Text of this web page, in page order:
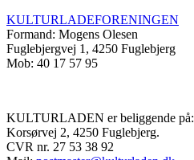
KULTURLADEFORENINGEN
Formand: Mogens Olesen
Fuglebjergvej 1, 4250 Fuglebjerg
Mob: 40 17 57 95
KULTURLADEN er beliggende på:
Korsørvej 2, 4250 Fuglebjerg.
CVR nr. 27 53 38 92